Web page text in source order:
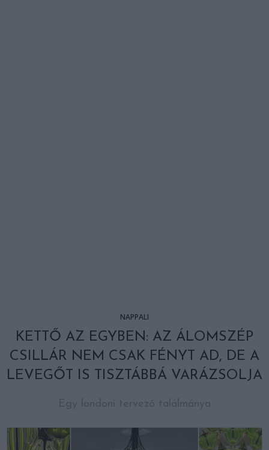
NAPPALI
KETTŐ AZ EGYBEN: AZ ÁLOMSZÉP
CSILLÁR NEM CSAK FÉNYT AD, DE A
LEVEGŐT IS TISZTÁBBÁ VARÁZSOLJA